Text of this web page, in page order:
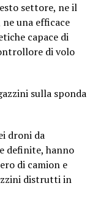
settore, ne il
una efficace
capace di
di volo
sulla sponda
droni da
definite, hanno
di camion e
distrutti in